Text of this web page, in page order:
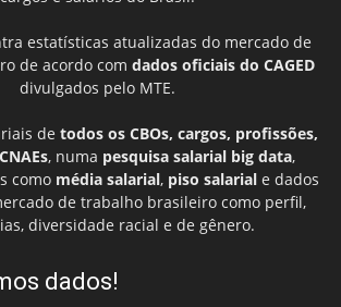
estatísticas atualizadas do mercado de
de acordo com dados oficiais do CAGED
divulgados pelo MTE.
de todos os CBOs, cargos, profissões,
, numa pesquisa salarial big data,
como média salarial, piso salarial e dados
de trabalho brasileiro como perfil,
diversidade racial e de gênero.
dados!